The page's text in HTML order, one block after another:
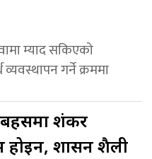
म्याद सकिएको
गर्ने क्रममा
बहसमा शंकर
होइन, शासन शैली